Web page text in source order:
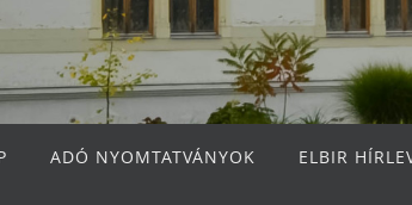
ADÓ NYOMTATVÁNYOK ELBIR